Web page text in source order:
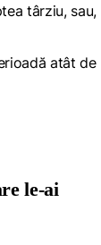
târziu, sau,
atât de
le-ai